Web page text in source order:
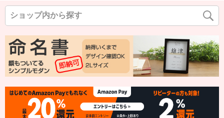
在庫なし商品を表示しない
バンドル販売
予約商品
予約商品のみを表示